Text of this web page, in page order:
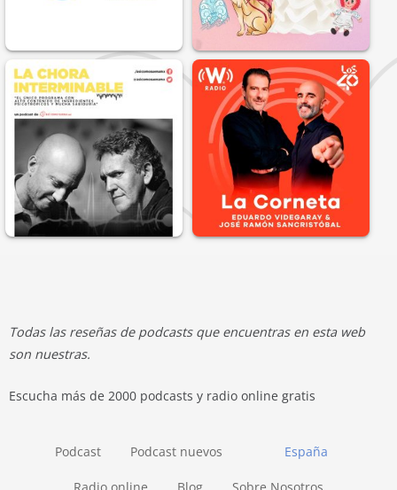
Todas las reseñas de podcasts que encuentras en esta web
son nuestras.
Escucha más de 2000 podcasts y radio online gratis
España
Podcast Podcast nuevos